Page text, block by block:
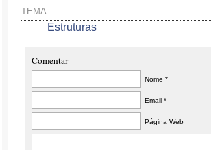
TEMA
Estruturas
Comentar
Nome *
Email *
Página Web